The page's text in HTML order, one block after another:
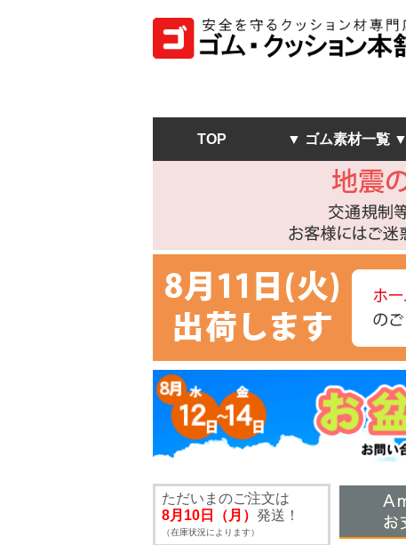
TOP ▼ ゴム素材一覧 ▼
ただいまのご注文は
8月10日（月） 発送！
（在庫状況によります）